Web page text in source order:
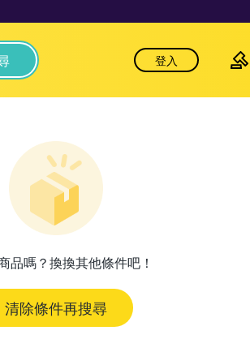
登入
品嗎？換換其他條件吧！
清除條件再搜尋